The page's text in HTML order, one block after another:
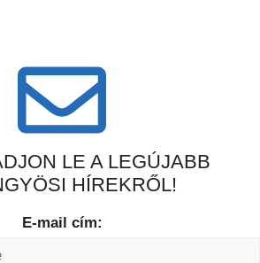
LE A LEGÚJABB
HÍREKRŐL!
E-mail cím: